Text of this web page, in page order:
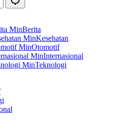
Berita
Kesehatan
Otomotif
Internasional
Teknologi